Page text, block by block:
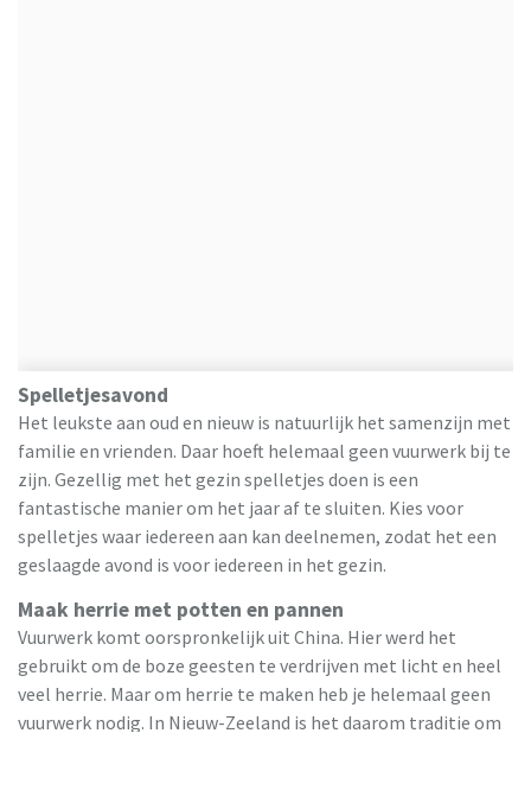
Spelletjesavond
Het leukste aan oud en nieuw is natuurlijk het samenzijn met
familie en vrienden. Daar hoeft helemaal geen vuurwerk bij te
zijn. Gezellig met het gezin spelletjes doen is een
fantastische manier om het jaar af te sluiten. Kies voor
spelletjes waar iedereen aan kan deelnemen, zodat het een
geslaagde avond is voor iedereen in het gezin.
Maak herrie met potten en pannen
Vuurwerk komt oorspronkelijk uit China. Hier werd het
gebruikt om de boze geesten te verdrijven met licht en heel
veel herrie. Maar om herrie te maken heb je helemaal geen
vuurwerk nodig. In Nieuw-Zeeland is het daarom traditie om